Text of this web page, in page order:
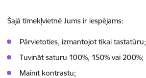
Šajā tīmekļvietnē Jums ir iespējams:
Pārvietoties, izmantojot tikai tastatūru;
Tuvināt saturu 100%, 150% vai 200%;
Mainīt kontrastu;